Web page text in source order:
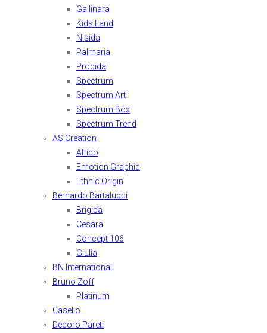
Gallinara
Kids Land
Nisida
Palmaria
Procida
Spectrum
Spectrum Art
Spectrum Box
Spectrum Trend
AS Creation
Attico
Emotion Graphic
Ethnic Origin
Bernardo Bartalucci
Brigida
Cesara
Concept 106
Giulia
BN International
Bruno Zoff
Platinum
Caselio
Decoro Pareti